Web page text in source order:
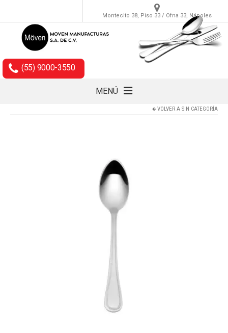
Montecito 38, Piso 33 / Ofna 33, Nápoles
(55) 9000-3550
MENÚ
VOLVER A SIN CATEGORÍA